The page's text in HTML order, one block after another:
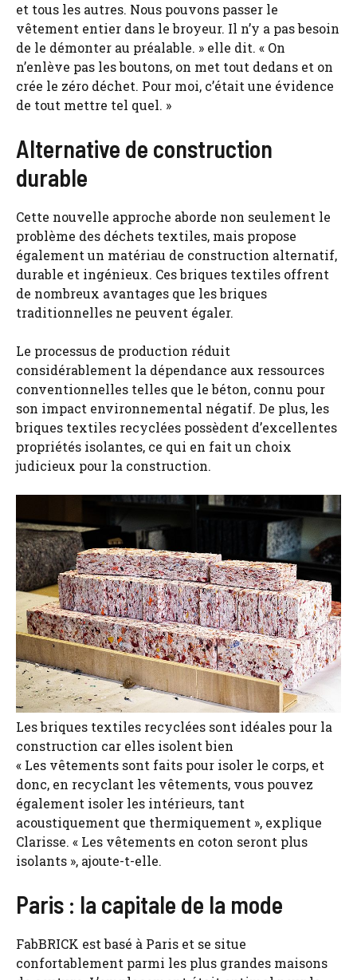
et tous les autres. Nous pouvons passer le
vêtement entier dans le broyeur. Il n’y a pas besoin
de le démonter au préalable. » elle dit. « On
n’enlève pas les boutons, on met tout dedans et on
crée le zéro déchet. Pour moi, c’était une évidence
de tout mettre tel quel. »
Alternative de construction
durable
Cette nouvelle approche aborde non seulement le
problème des déchets textiles, mais propose
également un matériau de construction alternatif,
durable et ingénieux. Ces briques textiles offrent
de nombreux avantages que les briques
traditionnelles ne peuvent égaler.
Le processus de production réduit
considérablement la dépendance aux ressources
conventionnelles telles que le béton, connu pour
son impact environnemental négatif. De plus, les
briques textiles recyclées possèdent d’excellentes
propriétés isolantes, ce qui en fait un choix
judicieux pour la construction.
Les briques textiles recyclées sont idéales pour la
construction car elles isolent bien
« Les vêtements sont faits pour isoler le corps, et
donc, en recyclant les vêtements, vous pouvez
également isoler les intérieurs, tant
acoustiquement que thermiquement », explique
Clarisse. « Les vêtements en coton seront plus
isolants », ajoute-t-elle.
Paris : la capitale de la mode
FabBRICK est basé à Paris et se situe
confortablement parmi les plus grandes maisons